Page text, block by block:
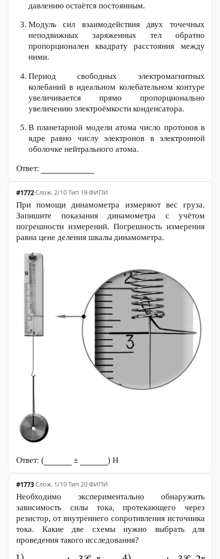
давлению остаётся постоянным.
Модуль сил взаимодействия двух точечных
неподвижных заряженных тел обратно
пропорционален квадрату расстояния между
ними.
Период свободных электромагнитных
колебаний в идеальном колебательном контуре
увеличивается прямо пропорционально
увеличению электроёмкости конденсатора.
В планетарной модели атома число протонов в
ядре равно числу электронов в электронной
оболочке нейтрального атома.
Ответ:
#1772· 2/10·Тип 19·ФИПИ
При помощи динамометра измеряют вес груза.
Запишите показания динамометра с учётом
погрешности измерений. Погрешность измерения
равна цене деления шкалы динамометра.
Ответ: ( ± ) Н
#1773· 1/10·Тип 20·ФИПИ
Необходимо экспериментально обнаружить
зависимость силы тока, протекающего через
резистор, от внутреннего сопротивления источника
тока. Какие две схемы нужно выбрать для
проведения такого исследования?